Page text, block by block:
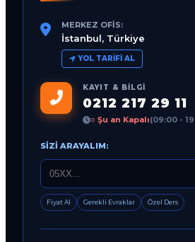
MERKEZ OFIS:
İstanbul, Türkiye
YOL TARIFI AL
KAYIT & BILGI
0212 217 29 11
○ Şu an Kapalı(09:00 -
SIZI ARAYALIM:
Fiyat Al Gerekli Evraklar Özel Ders